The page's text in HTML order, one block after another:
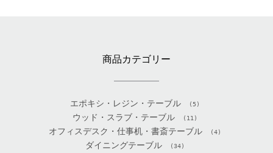
商品カテゴリー
エポキシ・レジン・テーブル (5)
ウッド・スラブ・テーブル (11)
オフィスデスク・仕事机・書斎テーブル (4)
ダイニングテーブル (34)